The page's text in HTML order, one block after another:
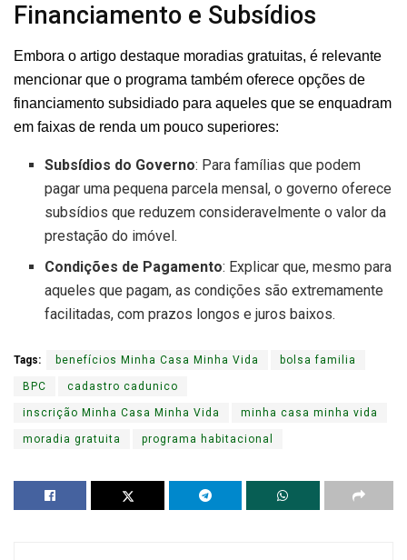
Financiamento e Subsídios
Embora o artigo destaque moradias gratuitas, é relevante
mencionar que o programa também oferece opções de
financiamento subsidiado para aqueles que se enquadram
em faixas de renda um pouco superiores:
Subsídios do Governo: Para famílias que podem
pagar uma pequena parcela mensal, o governo oferece
subsídios que reduzem consideravelmente o valor da
prestação do imóvel.
Condições de Pagamento: Explicar que, mesmo para
aqueles que pagam, as condições são extremamente
facilitadas, com prazos longos e juros baixos.
Tags: benefícios Minha Casa Minha Vida bolsa familia
BPC cadastro cadunico
inscrição Minha Casa Minha Vida minha casa minha vida
moradia gratuita programa habitacional